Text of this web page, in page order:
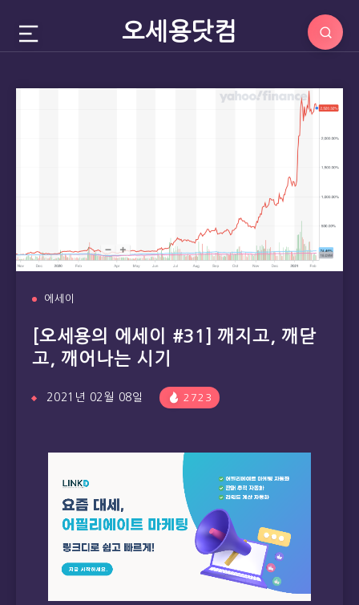
오세용닷컴
에세이
[오세용의 에세이 #31] 깨지고, 깨닫
고, 깨어나는 시기
2021년 02월 08일 2723